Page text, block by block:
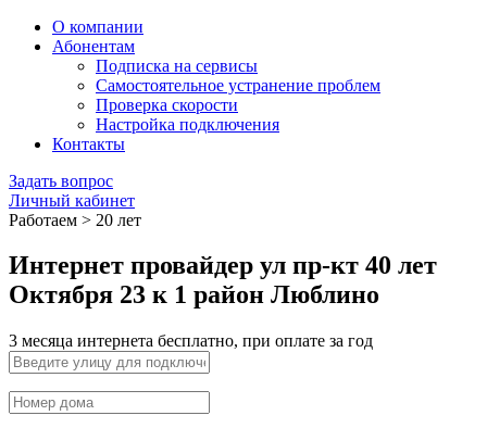
О компании
Абонентам
Подписка на сервисы
Самостоятельное устранение проблем
Проверка скорости
Настройка подключения
Контакты
Задать вопрос
Личный кабинет
Работаем > 20 лет
Интернет провайдер ул пр-кт 40 лет
Октября 23 к 1 район Люблино
3 месяца интернета бесплатно, при оплате за год